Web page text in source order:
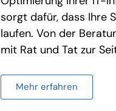
sorgt dafür, dass Ihre
laufen. Von der
mit Rat und Tat zur
Mehr erfahren